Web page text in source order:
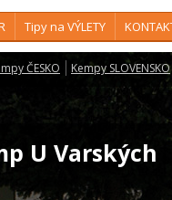
Tipy na VÝLETY
ČESKO Kempy SLOVENSKO
U Varských